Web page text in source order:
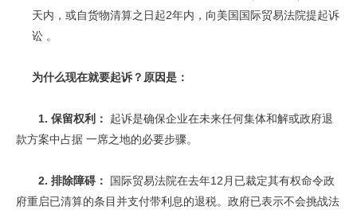
天内，或自货物清算之日起2年内，向美国国际贸易法院提起诉
讼 。
为什么现在就要起诉？原因是：
1. 保留权利：
起诉是确保企业在未来任何集体和解或政府退
款方案中占据 一席之地的必要步骤。
2. 排除障碍：
国际贸易法院在去年12月已裁定其有权命令政
府重启已清算的条目并支付带利息的退税。政府已表示不会挑战法